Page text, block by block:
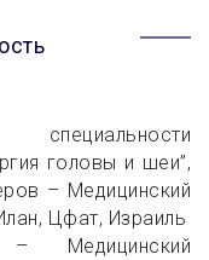
головы и шеи”,
– Медицинский
Цфат, Израиль
– Медицинский